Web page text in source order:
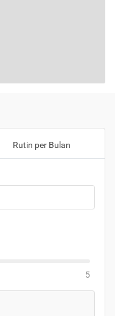
Rutin per Bulan
5